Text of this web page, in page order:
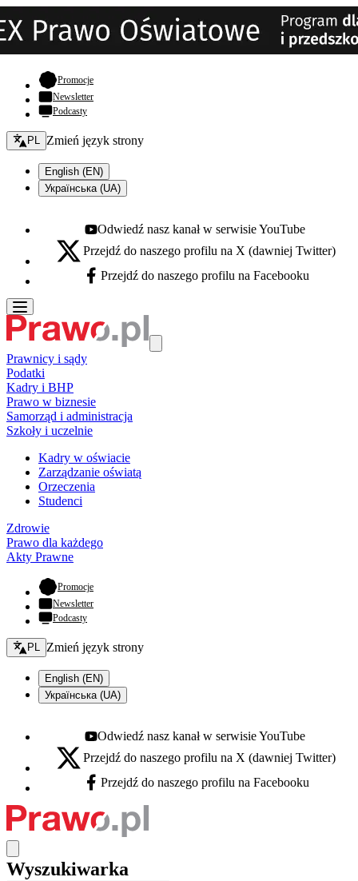
Promocje- otwiera się w nowej karcie
Newsletter
Podcasty
Zmień język - bieżący:
PL Zmień język strony
English (EN)
Українська (UA)
Youtube - otwiera się w nowej karcie
Odwiedź nasz kanał w serwisie YouTube
X - otwiera się w nowej karcie
Przejdź do naszego profilu na X (dawniej Twitter)
Facebook - otwiera się w nowej karcie
Przejdź do naszego profilu na Facebooku
Prawnicy i sądy
Podatki
Kadry i BHP
Prawo w biznesie
Samorząd i administracja
Szkoły i uczelnie
Kadry w oświacie
Zarządzanie oświatą
Orzeczenia
Studenci
Zdrowie
Prawo dla każdego
Akty Prawne
Promocje- otwiera się w nowej karcie
Newsletter
Podcasty
Zmień język - bieżący:
PL Zmień język strony
English (EN)
Українська (UA)
Youtube - otwiera się w nowej karcie
Odwiedź nasz kanał w serwisie YouTube
X - otwiera się w nowej karcie
Przejdź do naszego profilu na X (dawniej Twitter)
Facebook - otwiera się w nowej karcie
Przejdź do naszego profilu na Facebooku
Wyszukiwarka